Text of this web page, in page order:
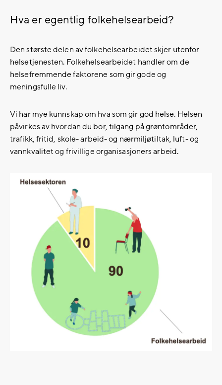
Hva er egentlig folkehelsearbeid?
Den største delen av folkehelsearbeidet skjer utenfor
helsetjenesten. Folkehelsearbeidet handler om de
helsefremmende faktorene som gir gode og
meningsfulle liv.
Vi har mye kunnskap om hva som gir god helse. Helsen
påvirkes av hvordan du bor, tilgang på grøntområder,
trafikk, fritid, skole- arbeid- og nærmiljøtiltak, luft- og
vannkvalitet og frivillige organisasjoners arbeid.